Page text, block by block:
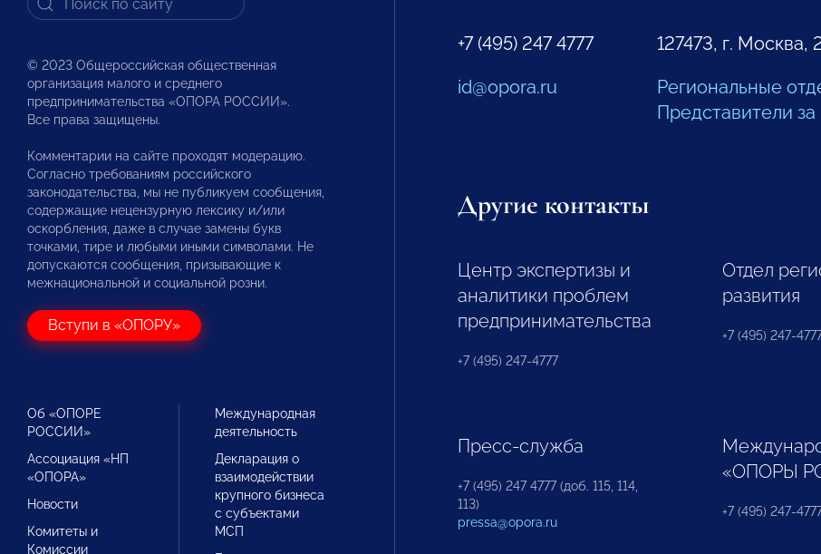
© 2023 Общероссийская общественная
организация малого и среднего
предпринимательства «ОПОРА РОССИИ».
Все права защищены.
Комментарии на сайте проходят модерацию.
Согласно требованиям российского
законодательства, мы не публикуем сообщения,
содержащие нецензурную лексику и/или
оскорбления, даже в случае замены букв
точками, тире и любыми иными символами. Не
допускаются сообщения, призывающие к
межнациональной и социальной розни.
Вступи в «ОПОРУ»
Об «ОПОРЕ
РОССИИ»
Ассоциация «НП
«ОПОРА»
Новости
Комитеты и
Комиссии
Международная
деятельность
Декларация о
взаимодействии
крупного бизнеса
с субъектами
МСП
+7 (495) 247 4777
id@opora.ru
127473, г. Москва,
Региональные
Представители
Другие контакты
Центр экспертизы и
аналитики проблем
предпринимательства
+7 (495) 247-4777
Отдел
развития
+7 (495) 247-
Пресс-служба
+7 (495) 247 4777 (доб. 115, 114,
113)
pressa@opora.ru
«ОПОРЫ
+7 (495) 247-